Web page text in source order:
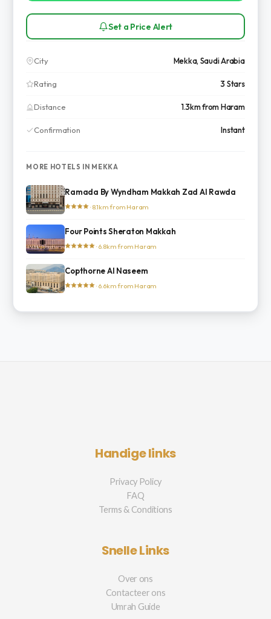
Set a Price Alert
City Mekka, Saudi Arabia
Rating 3 Stars
Distance 1.3km from Haram
Confirmation Instant
MORE HOTELS IN MEKKA
Ramada By Wyndham Makkah Zad Al Rawda
· 8.1km from Haram
Four Points Sheraton Makkah
· 6.8km from Haram
Copthorne Al Naseem
· 6.6km from Haram
Handige links
Privacy Policy
FAQ
Terms & Conditions
Snelle Links
Over ons
Contacteer ons
Umrah Guide